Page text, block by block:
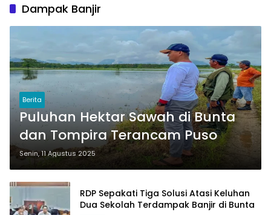
Dampak Banjir
Berita
Puluhan Hektar Sawah di Bunta
dan Tompira Terancam Puso
Senin, 11 Agustus 2025
RDP Sepakati Tiga Solusi Atasi Keluhan
Dua Sekolah Terdampak Banjir di Bunta